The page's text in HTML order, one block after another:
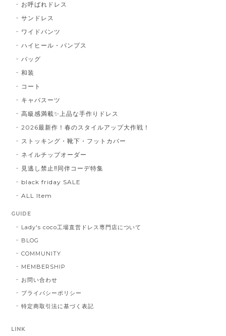
お呼ばれドレス
サンドレス
ワイドパンツ
ハイヒール・パンプス
バッグ
和装
コート
キャバスーツ
高級感満載✨上品な手作りドレス
2026最新作！春のスタイルアップ大作戦！
ストッキング・靴下・フットカバー
ネイルチップオーダー
見逃し禁止‼同伴コーデ特集
black friday SALE
ALL Item
GUIDE
Lady's coco工場直営ドレス専門店について
BLOG
COMMUNITY
MEMBERSHIP
お問い合わせ
プライバシーポリシー
特定商取引法に基づく表記
LINK